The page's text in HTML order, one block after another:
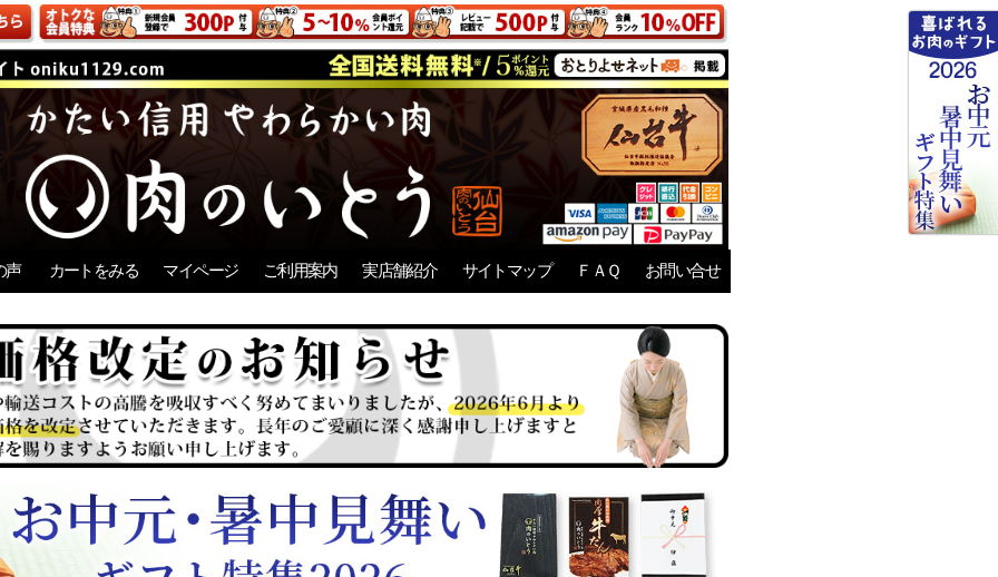
声 カートをみる マイページ ご利用案内 実店舗紹介 サイトマップ ＦＡＱ お問い合せ